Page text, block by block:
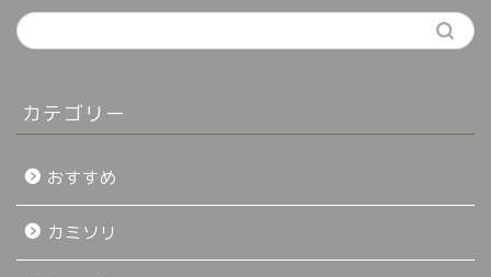
カテゴリー
おすすめ
カミソリ